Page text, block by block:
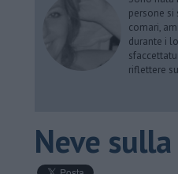
persone si
comari,
durante i
riflettere
Neve